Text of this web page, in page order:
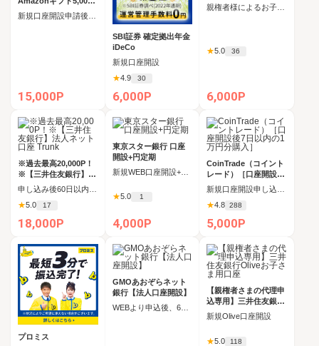
円分プレゼント
15,000P
SBI証券 確定拠出年金
iDeCo
新規口座開設
★4.9 30
6,000P
】
★5.0 36
6,000P
※過去最高20,000P！
※【三井住友銀行】法
人ネット口座 Trunk
★5.0 17
18,000P
東京スター銀行 口座
開設+円定期
新規WEB口座開設+開設完了後30日以内に円定期預金作成
★5.0 1
4,000P
CoinTrade（コイント
レード）［口座開設後
7日以内の1万円分購入
］
★4.8 288
5,000P
プロミス
GMOあおぞらネット
銀行【法人口座開設】
WEBより申込後、60日以内の新規法人口座開設＋初回ログイン
【親権者さまの代理申
込専用】三井住友銀行
Oliveお子さま用口座
新規Olive口座開設
★5.0 118